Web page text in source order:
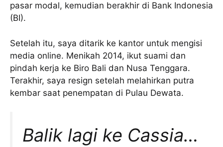
pasar modal, kemudian berakhir di Bank Indonesia
(BI).
Setelah itu, saya ditarik ke kantor untuk mengisi
media online. Menikah 2014, ikut suami dan
pindah kerja ke Biro Bali dan Nusa Tenggara.
Terakhir, saya resign setelah melahirkan putra
kembar saat penempatan di Pulau Dewata.
Balik lagi ke Cassia…